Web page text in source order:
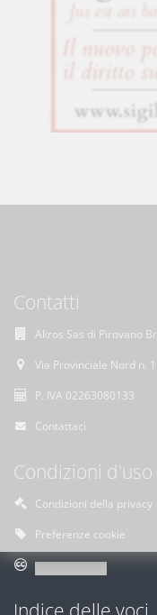
Contatti
Akros Sas di Pirovano
Via Provinciale Nord n.
P. IVA 02263080133
Contattaci
Condizioni d'uso
Condizioni della privacy
Preferenze cookie
Indice delle voci